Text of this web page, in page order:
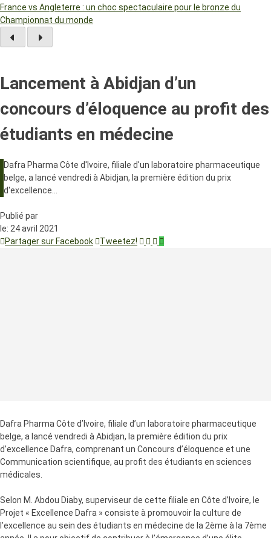
France vs Angleterre : un choc spectaculaire pour le bronze du
Championnat du monde
Lancement à Abidjan d’un
concours d’éloquence au profit des
étudiants en médecine
Dafra Pharma Côte d'Ivoire, filiale d'un laboratoire pharmaceutique
belge, a lancé vendredi à Abidjan, la première édition du prix
d'excellence…
Publié par
le: 24 avril 2021
Partager sur Facebook
Tweetez!
Dafra Pharma Côte d’Ivoire, filiale d’un laboratoire pharmaceutique
belge, a lancé vendredi à Abidjan, la première édition du prix
d’excellence Dafra, comprenant un Concours d’éloquence et une
Communication scientifique, au profit des étudiants en sciences
médicales.
Selon M. Abdou Diaby, superviseur de cette filiale en Côte d’Ivoire, le
Projet « Excellence Dafra » consiste à promouvoir la culture de
l’excellence au sein des étudiants en médecine de la 2ème à la 7ème
année. Il a pour objectif de contribuer à l’émergence d’une élite